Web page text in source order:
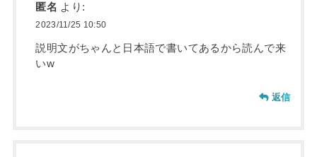
匿名 より:
2023/11/25 10:50
説明文がちゃんと日本語で書いてあるから読んで来
いw
返信